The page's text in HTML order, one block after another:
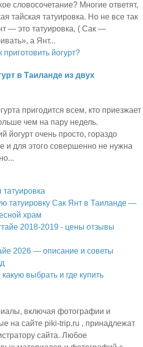
словосочетание? Многие ответят,
тайская татуировка. Но не все так
— это татуировка, ( Сак —
а Янт...
в Таиланде из двух
пригодится всем, кто приезжает
чем на пару недель.
йогурт очень просто, гораздо
и для этого совершенно не нужна
татуировку Сак Янт в Таиланде —
храм
2026 — описание и советы
выбрать и где купить
включая фотографии и
на сайте piki-trip.ru , принадлежат
сайта. Любое